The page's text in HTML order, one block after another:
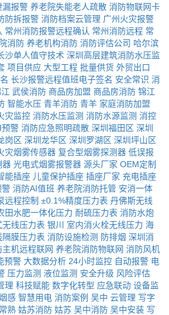
漏报警 养老院失能老人疏散 消防物联网卡
防拆报警 消防档案云管理 广州火灾报警
常州消防报警远程确认 常州消防远程 常
消防 养老机构消防 消防评估公司 哈尔滨
沙单人值守技术 深圳高层建筑消防水压监
项目供应 大型工程 批量供货 外贸出口
长沙报警远程值班电子签名 安全常识 消
武侯消防 商品房加盟 商品房消防 锦江
智能水压 青羊消防 青羊 家庭消防加盟
灾监控 消防水压监测 消防水源监测 消控
预警 消防应急照明疏散 深圳福田区 深圳
岗区 深圳龙华区 深圳罗湖区 深圳坪山区
灾烟雾传感器 复合型烟雾探测器 低误报
器 光电式烟雾报警器 源头厂家 OEM定制
能插座 儿童保护插座 插座厂家 充电插座
警 消防AI值班 养老院消防托管 安消一体
远程控制 ±0.1%精度压力表 丹佛斯无线
田水肥一体化压力 耐硫压力表 消防水炮
线压力表 银川 室内消火栓无线压力 海
隔膜压力表 消防设施检测 防排烟 深圳消
主机远程联网 养老院消防物联网 消防风机
预警 大数据分析 24小时监控 自动报警 电
压力监测 液位监测 安全升级 风险评估
理 科技赋能 数字化转型 应急联动 设备监
感 智慧用电 消防案例 吴中 云管理 写字
常熟 姑苏消防 姑苏 吴中消防 吴中安装 写